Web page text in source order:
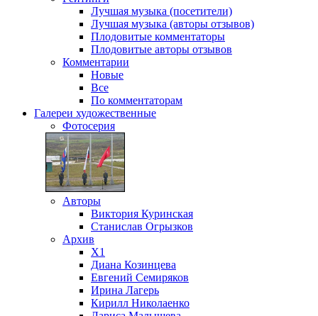
Лучшая музыка (посетители)
Лучшая музыка (авторы отзывов)
Плодовитые комментаторы
Плодовитые авторы отзывов
Комментарии
Новые
Все
По комментаторам
Галереи художественные
Фотосерия
Авторы
Виктория Куринская
Станислав Огрызков
Архив
X1
Диана Козинцева
Евгений Семиряков
Ирина Лагерь
Кирилл Николаенко